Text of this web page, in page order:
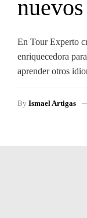
En Tour Experto
enriquecedora
aprender otros
By Ismael Artigas